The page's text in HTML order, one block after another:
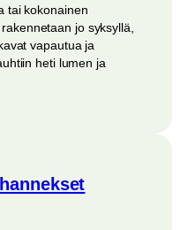
tai kokonainen
jo syksyllä,
vapautua ja
heti lumen ja